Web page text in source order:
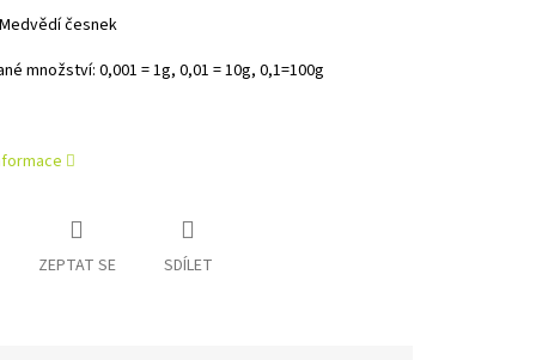
Medvědí česnek
množství: 0,001 = 1g, 0,01 = 10g, 0,1=100g
ZEPTAT SE SDÍLET